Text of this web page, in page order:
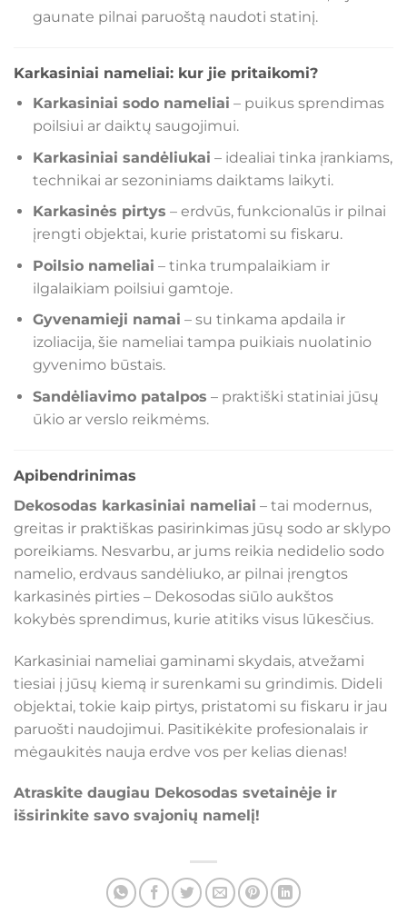
gaunate pilnai paruoštą naudoti statinį.
Karkasiniai nameliai: kur jie pritaikomi?
Karkasiniai sodo nameliai – puikus sprendimas
poilsiui ar daiktų saugojimui.
Karkasiniai sandėliukai – idealiai tinka įrankiams,
technikai ar sezoniniams daiktams laikyti.
Karkasinės pirtys – erdvūs, funkcionalūs ir pilnai
įrengti objektai, kurie pristatomi su fiskaru.
Poilsio nameliai – tinka trumpalaikiam ir
ilgalaikiam poilsiui gamtoje.
Gyvenamieji namai – su tinkama apdaila ir
izoliacija, šie nameliai tampa puikiais nuolatinio
gyvenimo būstais.
Sandėliavimo patalpos – praktiški statiniai jūsų
ūkio ar verslo reikmėms.
Apibendrinimas
Dekosodas karkasiniai nameliai – tai modernus,
greitas ir praktiškas pasirinkimas jūsų sodo ar sklypo
poreikiams. Nesvarbu, ar jums reikia nedidelio sodo
namelio, erdvaus sandėliuko, ar pilnai įrengtos
karkasinės pirties – Dekosodas siūlo aukštos
kokybės sprendimus, kurie atitiks visus lūkesčius.
Karkasiniai nameliai gaminami skydais, atvežami
tiesiai į jūsų kiemą ir surenkami su grindimis. Dideli
objektai, tokie kaip pirtys, pristatomi su fiskaru ir jau
paruošti naudojimui. Pasitikėkite profesionalais ir
mėgaukitės nauja erdve vos per kelias dienas!
Atraskite daugiau Dekosodas svetainėje ir
išsirinkite savo svajonių namelį!